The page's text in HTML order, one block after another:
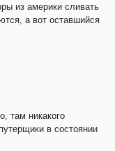
из америки сливать
а вот оставшийся
там никакого
в состоянии